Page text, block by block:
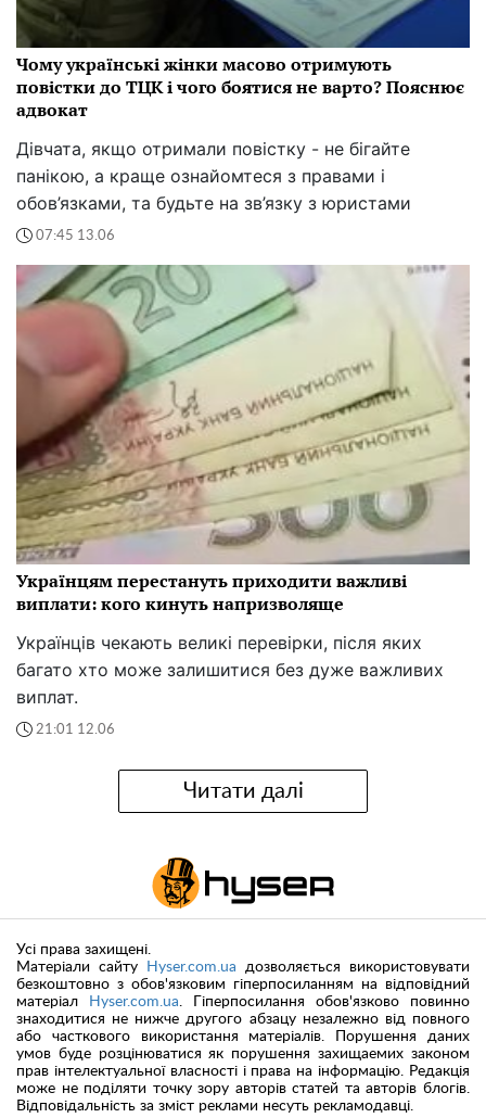
Чому українські жінки масово отримують
повістки до ТЦК і чого боятися не варто? Пояснює
адвокат
Дівчата, якщо отримали повістку - не бігайте
панікою, а краще ознайомтеся з правами і
обов’язками, та будьте на зв’язку з юристами
07:45 13.06
Українцям перестануть приходити важливі
виплати: кого кинуть напризволяще
Українців чекають великі перевірки, після яких
багато хто може залишитися без дуже важливих
виплат.
21:01 12.06
Читати далі
Усі права захищені.
Матеріали сайту
Hyser.com.ua дозволяється використовувати
безкоштовно з обов'язковим гіперпосиланням на відповідний
матеріал
Hyser.com.ua. Гіперпосилання обов'язково повинно
знаходитися не нижче другого абзацу незалежно від повного
або часткового використання матеріалів. Порушення даних
умов буде розцінюватися як порушення захищаемих законом
прав інтелектуальної власності і права на інформацію. Редакція
може не поділяти точку зору авторів статей та авторів блогів.
Відповідальність за зміст реклами несуть рекламодавці.